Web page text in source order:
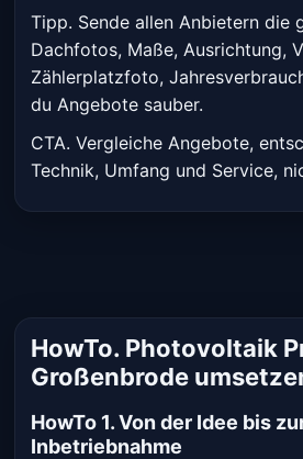
Tipp. Sende allen Anbietern die
Dachfotos, Maße, Ausrichtung,
Zählerplatzfoto,
du Angebote sauber.
CTA. Vergleiche Angebote,
Technik, Umfang und Service,
HowTo. Photovoltaik
Großenbrode
HowTo 1. Von der Idee bis
Inbetriebnahme